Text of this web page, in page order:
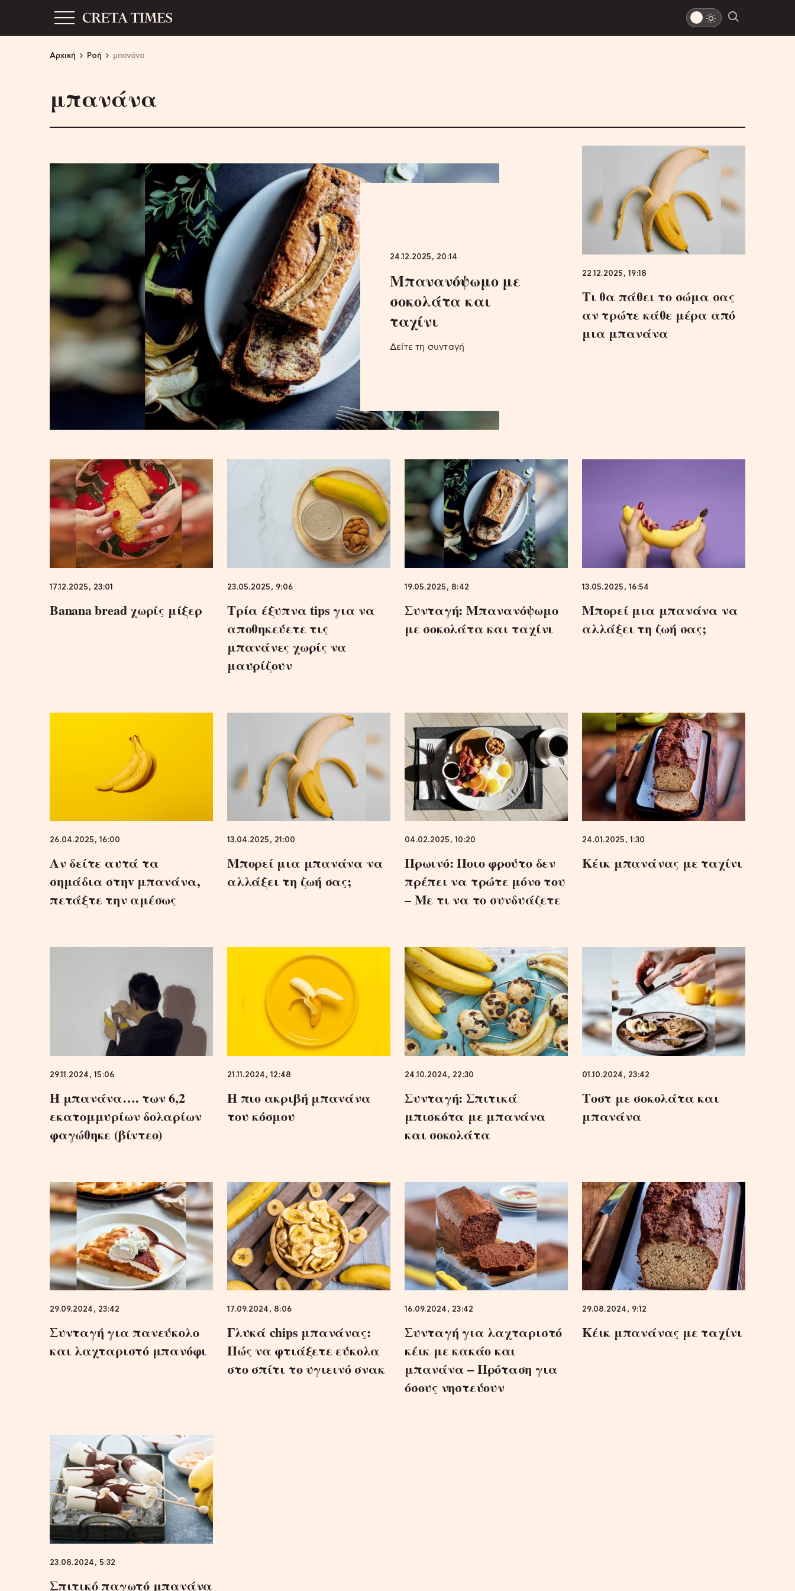
Αρχική Ροή μπανάνα
μπανάνα
24.12.2025, 20:14
Μπανανόψωμο με
σοκολάτα και
ταχίνι
Δείτε τη συνταγή
22.12.2025, 19:18
Τι θα πάθει το σώμα σας
αν τρώτε κάθε μέρα από
μια μπανάνα
17.12.2025, 23:01
Banana bread χωρίς μίξερ
23.05.2025, 9:06
Τρία έξυπνα tips για να
αποθηκεύετε τις
μπανάνες χωρίς να
μαυρίζουν
19.05.2025, 8:42
Συνταγή: Μπανανόψωμο
με σοκολάτα και ταχίνι
13.05.2025, 16:54
Μπορεί μια μπανάνα να
αλλάξει τη ζωή σας;
26.04.2025, 16:00
Αν δείτε αυτά τα
σημάδια στηv μπανάνα,
πετάξτε την αμέσως
13.04.2025, 21:00
Μπορεί μια μπανάνα να
αλλάξει τη ζωή σας;
04.02.2025, 10:20
Πρωινό: Ποιο φρούτο δεν
πρέπει να τρώτε μόνο του
– Με τι να το συνδυάζετε
24.01.2025, 1:30
Κέικ μπανάνας με ταχίνι
29.11.2024, 15:06
Η μπανάνα…. των 6,2
εκατομμυρίων δολαρίων
φαγώθηκε (βίντεο)
21.11.2024, 12:48
Η πιο ακριβή μπανάνα
του κόσμου
24.10.2024, 22:30
Συνταγή: Σπιτικά
μπισκότα με μπανάνα
και σοκολάτα
01.10.2024, 23:42
Τοστ με σοκολάτα και
μπανάνα
29.09.2024, 23:42
Συνταγή για πανεύκολο
και λαχταριστό μπανόφι
17.09.2024, 8:06
Γλυκά chips μπανάνας:
Πώς να φτιάξετε εύκολα
στο σπίτι το υγιεινό σνακ
16.09.2024, 23:42
Συνταγή για λαχταριστό
κέικ με κακάο και
μπανάνα – Πρόταση για
όσους νηστεύουν
29.08.2024, 9:12
Κέικ μπανάνας με ταχίνι
23.08.2024, 5:32
Σπιτικό παγωτό μπανάνα